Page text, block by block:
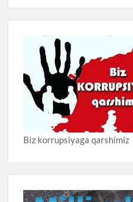
Biz korrupsiyaga qarshimiz